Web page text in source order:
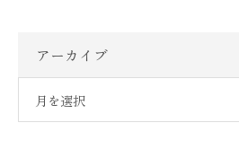
アーカイブ
月を選択